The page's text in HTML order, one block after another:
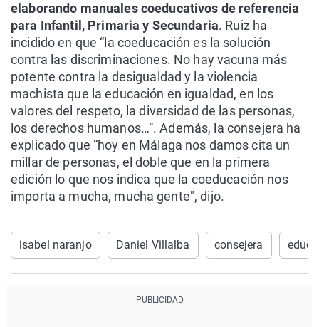
elaborando manuales coeducativos de referencia
para Infantil, Primaria y Secundaria. Ruiz ha
incidido en que “la coeducación es la solución
contra las discriminaciones. No hay vacuna más
potente contra la desigualdad y la violencia
machista que la educación en igualdad, en los
valores del respeto, la diversidad de las personas,
los derechos humanos…”. Además, la consejera ha
explicado que “hoy en Málaga nos damos cita un
millar de personas, el doble que en la primera
edición lo que nos indica que la coeducación nos
importa a mucha, mucha gente", dijo.
isabel naranjo Daniel Villalba consejera